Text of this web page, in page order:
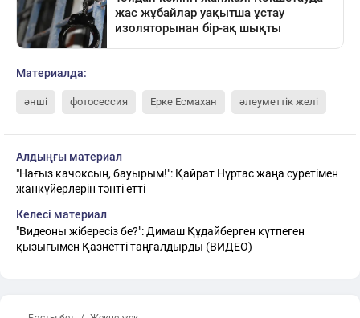
Материалда:
әнші фотосессия Ерке Есмахан әлеуметтік желі
Алдыңғы материал
"Нағыз качоксың, бауырым!": Қайрат Нұртас жаңа суретімен
жанкүйерлерін тәнті етті
Келесі материал
"Видеоны жібересіз бе?": Димаш Құдайберген күтпеген
қызығымен Қазнетті таңғалдырды (ВИДЕО)